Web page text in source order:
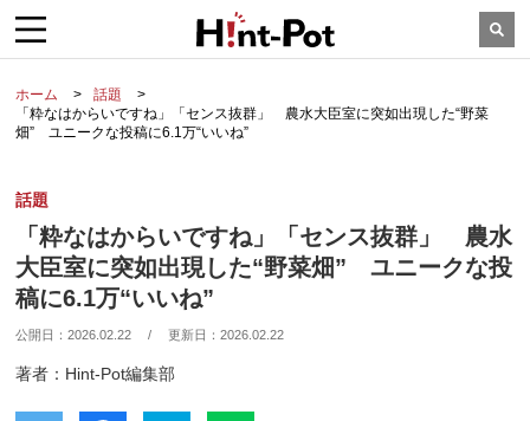
ホーム
話題
「粋なはからいですね」「センス抜群」 農水大臣室に突如出現した“野菜
畑” ユニークな投稿に6.1万“いいね”
話題
「粋なはからいですね」「センス抜群」 農水
大臣室に突如出現した“野菜畑” ユニークな投
稿に6.1万“いいね”
公開日：2026.02.22 / 更新日：2026.02.22
著者：Hint-Pot編集部